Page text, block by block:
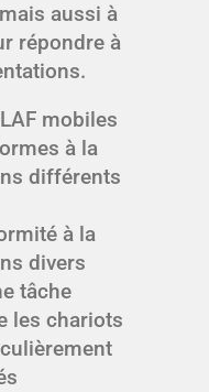
aussi à
répondre à
mobiles
à la
différents
à la
divers
tâche
les chariots